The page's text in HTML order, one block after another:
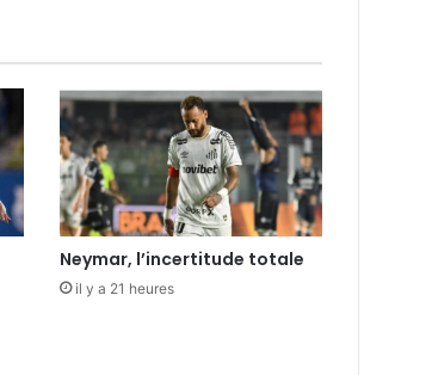
Neymar, l’incertitude totale
il y a 21 heures